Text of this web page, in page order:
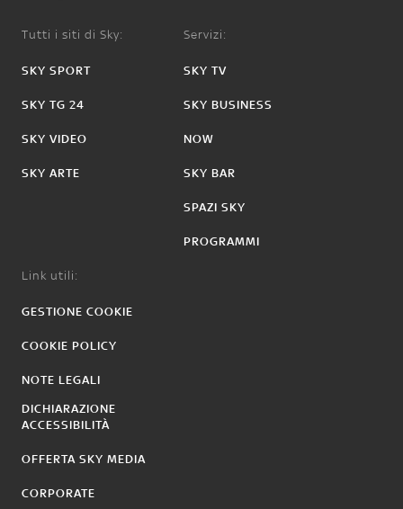
Tutti i siti di Sky:
SKY SPORT
SKY TG 24
SKY VIDEO
SKY ARTE
Servizi:
SKY TV
SKY BUSINESS
NOW
SKY BAR
SPAZI SKY
PROGRAMMI
Link utili:
GESTIONE COOKIE
COOKIE POLICY
NOTE LEGALI
DICHIARAZIONE
ACCESSIBILITÀ
OFFERTA SKY MEDIA
CORPORATE